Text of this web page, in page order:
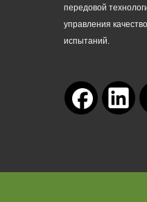
передовой
управления
испытаний.